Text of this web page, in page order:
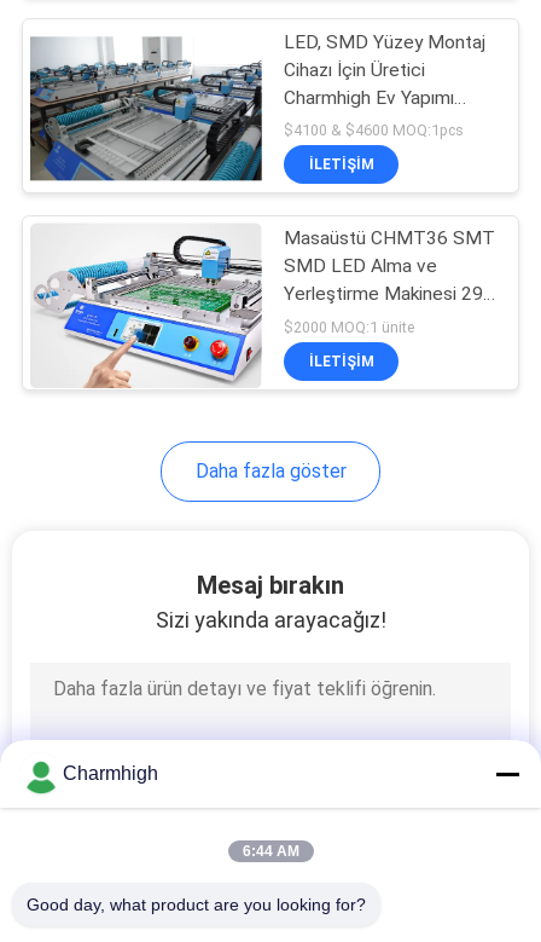
LED, SMD Yüzey Montaj
Cihazı İçin Üretici
Charmhigh Ev Yapımı
SMD Alma ve
Yerleştirme Makinesi
$4100 & $4600 MOQ:1pcs
İLETIŞIM
Masaüstü CHMT36 SMT
SMD LED Alma ve
Yerleştirme Makinesi 29
besleyici Chip Mounter
$2000 MOQ:1 ünite
İLETIŞIM
Daha fazla göster
Mesaj bırakın
Sizi yakında arayacağız!
Charmhigh
6:44 AM
Good day, what product are you looking for?